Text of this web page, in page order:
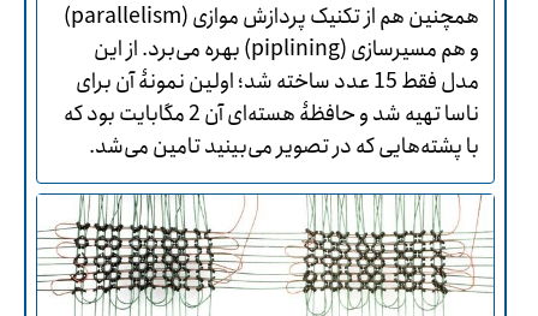
همچنین هم از تکنیک پردازش موازی (parallelism)
و هم مسیرسازی (piplining) بهره می‌برد. از این
مدل فقط 15 عدد ساخته شد؛ اولین نمونۀ آن برای
ناسا تهیه شد و حافظۀ هسته‌ای آن 2 مگابایت بود که
با پشته‌هایی که در تصویر می‌بینید تامین می‌شد.